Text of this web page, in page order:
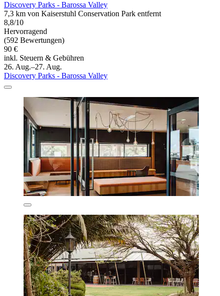
Discovery Parks - Barossa Valley
7,3 km von Kaiserstuhl Conservation Park entfernt
8,8/10
Hervorragend
(592 Bewertungen)
90 €
inkl. Steuern & Gebühren
26. Aug.–27. Aug.
Discovery Parks - Barossa Valley